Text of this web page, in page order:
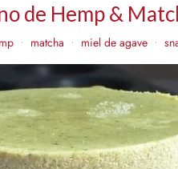
de Hemp &
• matcha • miel de agave •